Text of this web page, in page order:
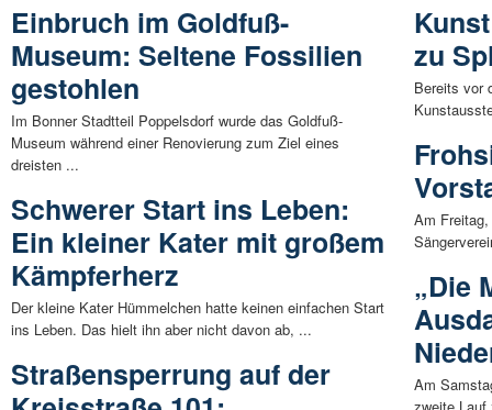
Einbruch im Goldfuß-
Museum: Seltene Fossilien
gestohlen
Im Bonner Stadtteil Poppelsdorf wurde das Goldfuß-
Museum während einer Renovierung zum Ziel eines
dreisten ...
Schwerer Start ins Leben:
Ein kleiner Kater mit großem
Kämpferherz
Der kleine Kater Hümmelchen hatte keinen einfachen Start
ins Leben. Das hielt ihn aber nicht davon ab, ...
Straßensperrung auf der
zu
Bereits vor
Am
„Die
Am